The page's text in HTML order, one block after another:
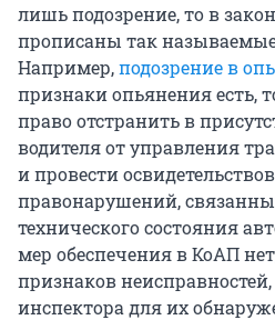
лишь подозрение, то в
прописаны так
Например,подозрение в
признаки опьянения есть,
право отстранить в
водителя от управления
и провести
правонарушений,
технического состояния
мер обеспечения в КоАП
признаков
инспектора для их